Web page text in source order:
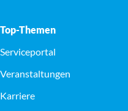
Top-Themen
Serviceportal
Veranstaltungen
Karriere